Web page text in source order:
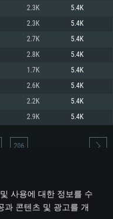
사용에 대한 정보를 수
과 콘텐츠 및 광고를 개
라이버를 지원하는 NVIDIA
지며 최신 그래픽 드라이버를
원 해상도 720p) 이상
2.3K 5.4K
2.3K 5.4K
2.7K 5.4K
2.8K 5.4K
1.7K 5.4K
2.6K 5.4K
2.2K 5.4K
2.9K 5.4K
206